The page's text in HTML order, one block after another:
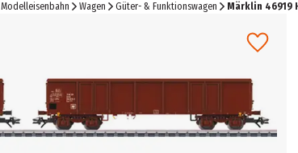
Modelleisenbahn Wagen Güter- & Funktionswagen Märklin 46919